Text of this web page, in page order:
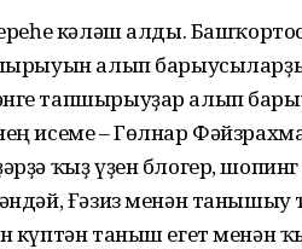
кәләш алды.
алып
тапшырыуҙар алып
исеме – Гөлнар
ҡыҙ үҙен блогер,
Ғәзиз менән
күптән таныш егет